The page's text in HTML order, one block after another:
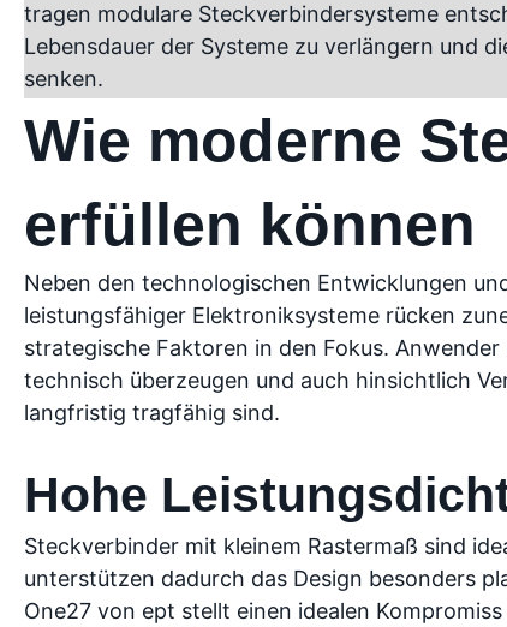
tragen modulare Steckverbindersysteme
Lebensdauer der Systeme zu verlängern und
senken.
Wie moderne
erfüllen können
Neben den technologischen Entwicklungen
leistungsfähiger Elektroniksysteme rücken
strategische Faktoren in den Fokus.
technisch überzeugen und auch hinsichtlich
langfristig tragfähig sind.
Hohe
Steckverbinder mit kleinem Rastermaß sind
unterstützen dadurch das Design besonders
One27 von ept stellt einen idealen